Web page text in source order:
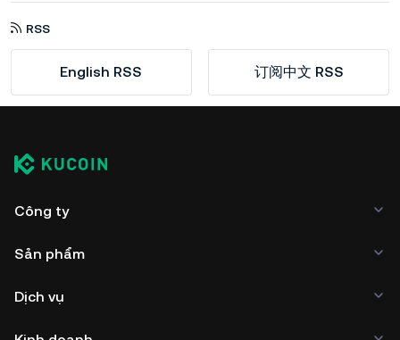
RSS
English RSS 订阅中文 RSS
Công ty
Sản phẩm
Dịch vụ